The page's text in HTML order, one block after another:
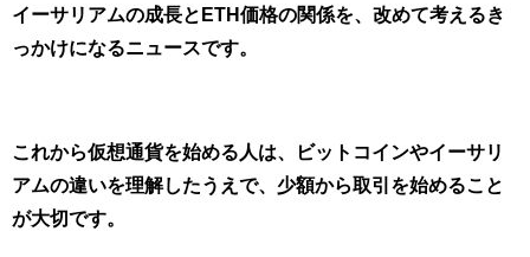
イーサリアムの成長とETH価格の関係を、改めて考えるき
っかけになるニュースです。
これから仮想通貨を始める人は、ビットコインやイーサリ
アムの違いを理解したうえで、少額から取引を始めること
が大切です。